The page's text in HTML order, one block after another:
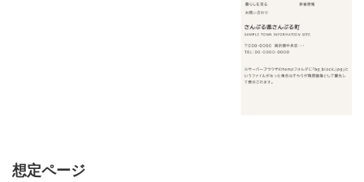
想定ページ